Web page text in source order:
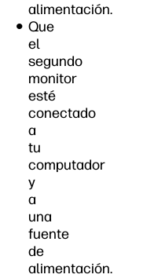
alimentación.
Que
el
segundo
monitor
esté
conectado
a
tu
computador
y
a
una
fuente
de
alimentación.